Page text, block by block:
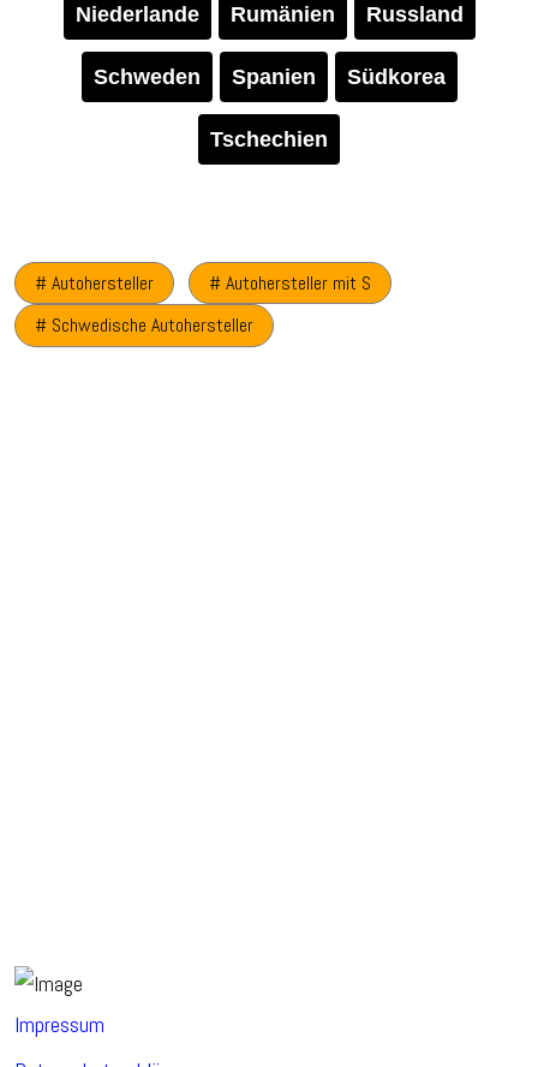
Niederlande Rumänien Russland
Schweden Spanien Südkorea
Tschechien
# Autohersteller
# Autohersteller mit S
# Schwedische Autohersteller
Impressum